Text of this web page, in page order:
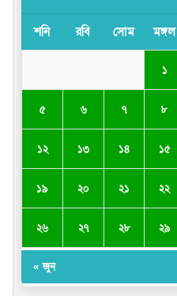
শনি রবি সোম মঙ্গল
১
৫ ৬ ৭ ৮
১২ ১৩ ১৪ ১৫
১৯ ২০ ২১ ২২
২৬ ২৭ ২৮ ২৯
« জুন